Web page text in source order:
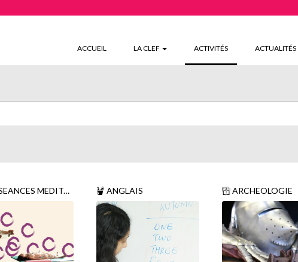
ACCUEIL LA CLEF ACTIVITÉS(CURRENT)ACTUALITÉS
MEDITATION SONORE ANGLAIS ARCHEOLOGIE